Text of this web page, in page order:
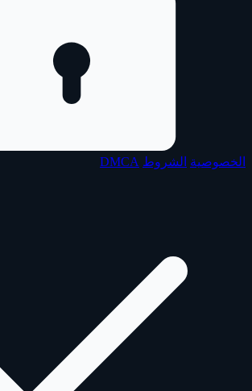
الخصوصية الشروط DMCA